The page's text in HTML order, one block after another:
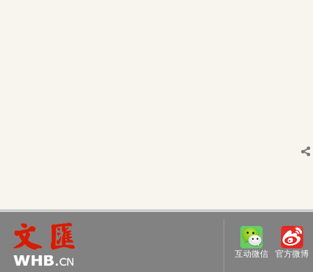
互动微信 官方微博